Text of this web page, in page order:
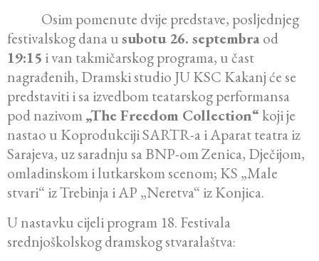
Osim pomenute dvije predstave, posljednjeg
festivalskog dana usubotu 26. septembraod
19:15 i van takmičarskog programa, u čast
nagrađenih, Dramski studio JU KSC Kakanj će se
predstaviti i sa izvedbom teatarskog performansa
pod nazivom„The Freedom Collection“koji je
nastao u Koprodukciji SARTR-a i Aparat teatra iz
Sarajeva, uz saradnju sa BNP-om Zenica, Dječijom,
omladinskom i lutkarskom scenom; KS „Male
stvari“ iz Trebinja i AP „Neretva“ iz Konjica.
U nastavku cijeli program 18. Festivala
srednjoškolskog dramskog stvaralaštva: